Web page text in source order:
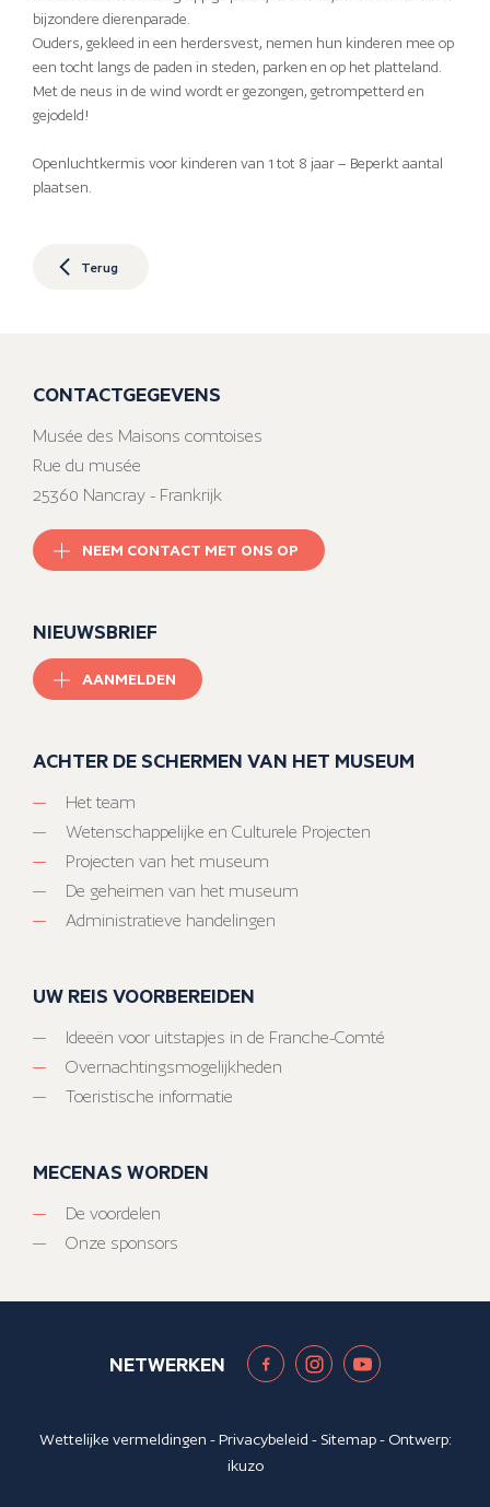
bijzondere dierenparade.
Ouders, gekleed in een herdersvest, nemen hun kinderen mee op
een tocht langs de paden in steden, parken en op het platteland.
Met de neus in de wind wordt er gezongen, getrompetterd en
gejodeld!
Openluchtkermis voor kinderen van 1 tot 8 jaar – Beperkt aantal
plaatsen.
Terug
CONTACTGEGEVENS
Musée des Maisons comtoises
Rue du musée
25360 Nancray - Frankrijk
NEEM CONTACT MET ONS OP
NIEUWSBRIEF
AANMELDEN
ACHTER DE SCHERMEN VAN HET MUSEUM
Het team
Wetenschappelijke en Culturele Projecten
Projecten van het museum
De geheimen van het museum
Administratieve handelingen
UW REIS VOORBEREIDEN
Ideeën voor uitstapjes in de Franche-Comté
Overnachtingsmogelijkheden
Toeristische informatie
MECENAS WORDEN
De voordelen
Onze sponsors
NETWERKEN
Wettelijke vermeldingen -Privacybeleid - Sitemap- Ontwerp:
ikuzo